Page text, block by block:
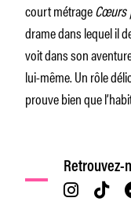
court métrageCœurs
drame dans lequel il
voit dans son
lui-même. Un rôle
prouve bien que
Retrouvez-